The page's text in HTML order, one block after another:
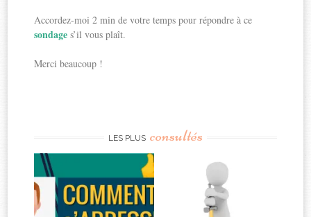
Accordez-moi 2 min de votre temps pour répondre à ce
sondages’il vous plaît.
Merci beaucoup !
LES PLUS consultés